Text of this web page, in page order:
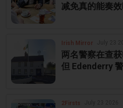
减免真的能奏效
Irish Mirror
两名警察在查
但 Edenderry
2Firsts